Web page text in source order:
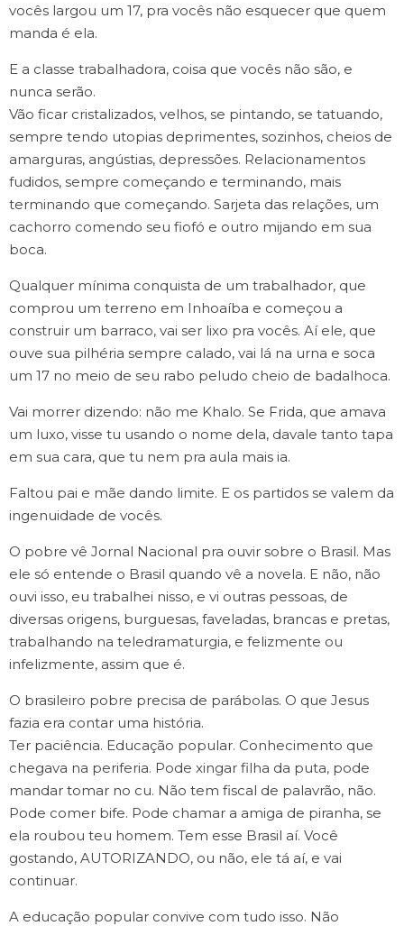
vocês largou um 17, pra vocês não esquecer que quem
manda é ela.
E a classe trabalhadora, coisa que vocês não são, e
nunca serão.
Vão ficar cristalizados, velhos, se pintando, se tatuando,
sempre tendo utopias deprimentes, sozinhos, cheios de
amarguras, angústias, depressões. Relacionamentos
fudidos, sempre começando e terminando, mais
terminando que começando. Sarjeta das relações, um
cachorro comendo seu fiofó e outro mijando em sua
boca.
Qualquer mínima conquista de um trabalhador, que
comprou um terreno em Inhoaíba e começou a
construir um barraco, vai ser lixo pra vocês. Aí ele, que
ouve sua pilhéria sempre calado, vai lá na urna e soca
um 17 no meio de seu rabo peludo cheio de badalhoca.
Vai morrer dizendo: não me Khalo. Se Frida, que amava
um luxo, visse tu usando o nome dela, davale tanto tapa
em sua cara, que tu nem pra aula mais ia.
Faltou pai e mãe dando limite. E os partidos se valem da
ingenuidade de vocês.
O pobre vê Jornal Nacional pra ouvir sobre o Brasil. Mas
ele só entende o Brasil quando vê a novela. E não, não
ouvi isso, eu trabalhei nisso, e vi outras pessoas, de
diversas origens, burguesas, faveladas, brancas e pretas,
trabalhando na teledramaturgia, e felizmente ou
infelizmente, assim que é.
O brasileiro pobre precisa de parábolas. O que Jesus
fazia era contar uma história.
Ter paciência. Educação popular. Conhecimento que
chegava na periferia. Pode xingar filha da puta, pode
mandar tomar no cu. Não tem fiscal de palavrão, não.
Pode comer bife. Pode chamar a amiga de piranha, se
ela roubou teu homem. Tem esse Brasil aí. Você
gostando, AUTORIZANDO, ou não, ele tá aí, e vai
continuar.
A educação popular convive com tudo isso. Não